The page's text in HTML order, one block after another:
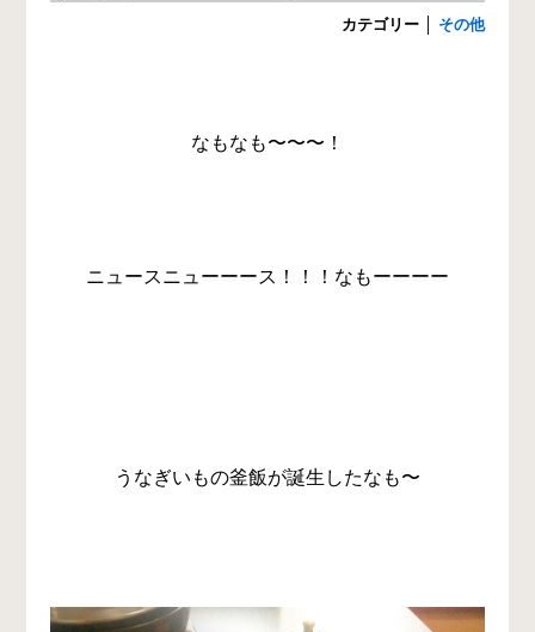
カテゴリー その他
なもなも〜〜〜！
ニュースニューーース！！！なもーーーー
うなぎいもの釜飯が誕生したなも〜